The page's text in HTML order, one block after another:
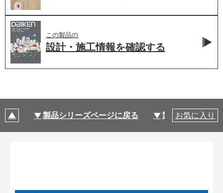
この製品の
設計・施工情報を確認する
製品シリーズページに戻る 製品仕様
お気に入り